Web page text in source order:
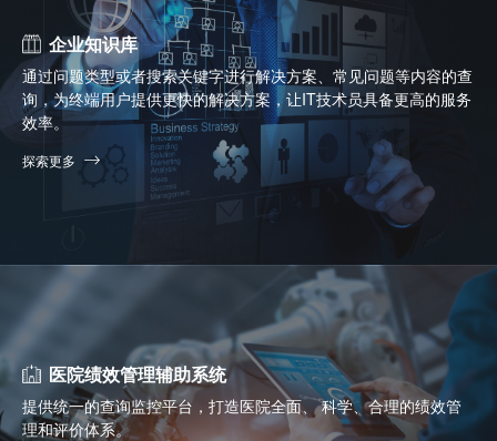
企业知识库
通过问题类型或者搜索关键字进行解决方案、常见问题等内容的查
询，为终端用户提供更快的解决方案，让IT技术员具备更高的服务
效率。
探索更多
医院绩效管理辅助系统
提供统一的查询监控平台，打造医院全面、 科学、合理的绩效管
理和评价体系。